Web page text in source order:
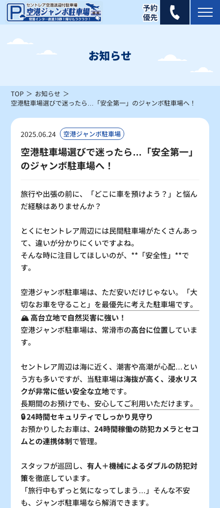
2025年 6月
日
4 5 6 7
×
8
×
9
× × × × × ×
15
×
16
×
17
×
18
× × ×
22 23 24 25
29
×
30
×
：シーズン料金 〇 ：空車
：残り僅か
お知らせ
TOP
お知らせ
空港駐車場選びで迷ったら…「安全第一」のジャンボ駐車場へ！
2025.06.24 空港ジャンボ駐車場
空港駐車場選びで迷ったら…「安全第一」
のジャンボ駐車場へ！
旅行や出張の前に、「どこに車を預けよう？」と悩ん
だ経験はありませんか？
とくにセントレア周辺には民間駐車場がたくさんあっ
て、違いが分かりにくいですよね。
そんな時に注目してほしいのが、**「安全性」**で
す。
空港ジャンボ駐車場は、ただ安いだけじゃない。「大
切なお車を守ること」を最優先に考えた駐車場です。
🏔 高台立地で自然災害に強い！
空港ジャンボ駐車場は、常滑市の高台に位置していま
す。
セントレア周辺は海に近く、潮害や高潮が心配…とい
う方も多いですが、当駐車場は海抜が高く、浸水リス
クが非常に低い安全な立地です。
長期間のお預けでも、安心してご利用いただけます。
🔒 24時間セキュリティでしっかり見守り
お預かりしたお車は、24時間稼働の防犯カメラとセコ
ムとの連携体制で管理。
スタッフが巡回し、有人＋機械によるダブルの防犯対
策を徹底しています。
「旅行中もずっと気になってしまう…」そんな不安
も、ジャンボ駐車場なら解消できます。